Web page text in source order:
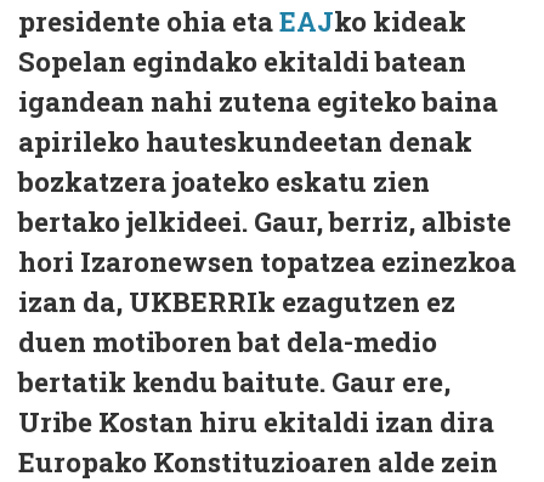
presidente ohia etaEAJko kideak
Sopelan egindako ekitaldi batean
igandean nahi zutena egiteko baina
apirileko hauteskundeetan denak
bozkatzera joateko eskatu zien
bertako jelkideei. Gaur, berriz, albiste
hori Izaronewsen topatzea ezinezkoa
izan da, UKBERRIk ezagutzen ez
duen motiboren bat dela-medio
bertatik kendu baitute. Gaur ere,
Uribe Kostan hiru ekitaldi izan dira
Europako Konstituzioaren alde zein